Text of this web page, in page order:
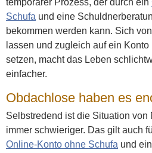
temporärer Prozess, der durch ein
Schufa und eine
bekommen werden kann. Sich
lassen und zugleich auf ein
setzen, macht das Leben
einfacher.
Obdachlose haben es
Selbstredend ist die Situation von
immer schwieriger. Das gilt auch
Online-Konto ohne Schufa und